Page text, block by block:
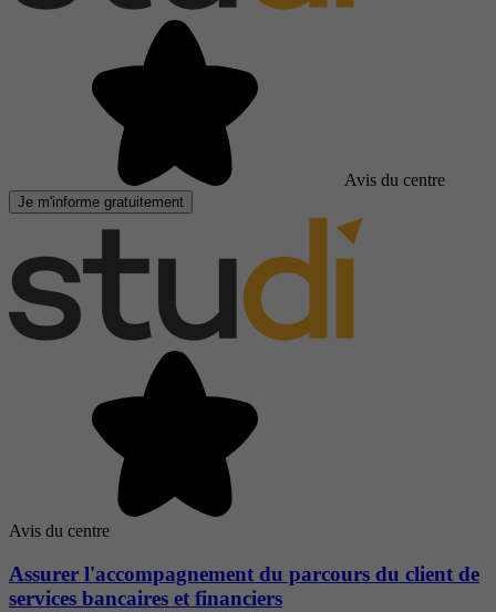
Avis du centre
Je m'informe gratuitement
Avis du centre
Assurer l'accompagnement du parcours du client de
services bancaires et financiers